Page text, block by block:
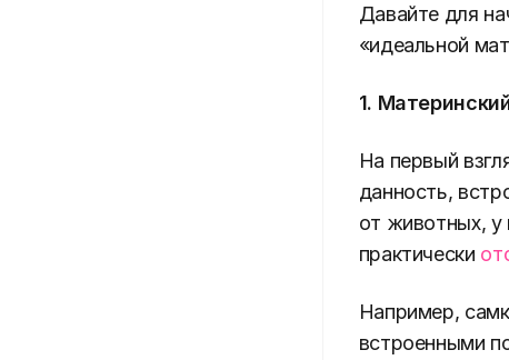
Давайте для
«идеальной
1.
На первый
данность,
от животных, у
практически
Например,
встроенными